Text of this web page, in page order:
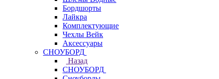
Бордшорты
Лайкра
Комплектующие
Чехлы Вейк
Аксессуары
СНОУБОРД
Назад
СНОУБОРД